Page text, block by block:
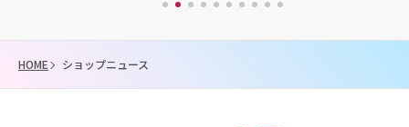
HOME ショップニュース